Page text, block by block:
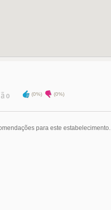
(0%) (0%)
para este estabelecimento.